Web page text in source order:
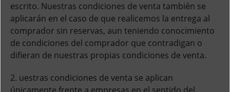
escrito. Nuestras condiciones de venta también se
aplicarán en el caso de que realicemos la entrega al
comprador sin reservas, aun teniendo conocimiento
de condiciones del comprador que contradigan o
difieran de nuestras propias condiciones de venta.
2. uestras condiciones de venta se aplican